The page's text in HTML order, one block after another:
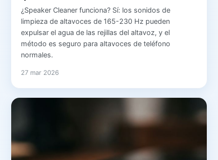
¿Speaker Cleaner funciona? Sí: los sonidos de
limpieza de altavoces de 165-230 Hz pueden
expulsar el agua de las rejillas del altavoz, y el
método es seguro para altavoces de teléfono
normales.
27 mar 2026